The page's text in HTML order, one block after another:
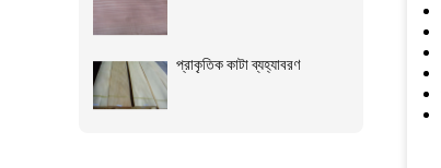
প্রাকৃতিক কাটা ব্যহ্যাবরণ